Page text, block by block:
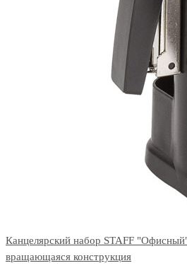
Канцелярский набор STAFF
вращающаяся конструкция